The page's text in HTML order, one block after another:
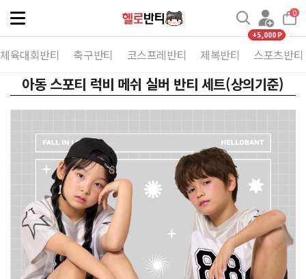
Toggle
navigation
0
+5,000 P
체육대회반티 축구반티 코스프레반티 제복반티 스포츠반티
아동 스포티 럭비 메쉬 실버 반티 세트(상의기준)